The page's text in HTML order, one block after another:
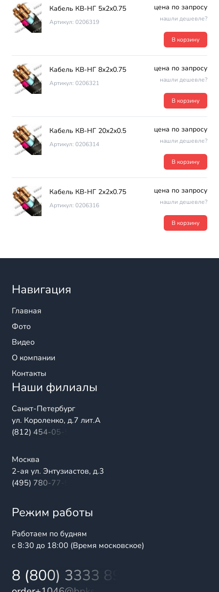
Кабель КВ-НГ 5х2х0.75
Артикул: 0206319
цена по запросу
нашли дешевле?
В корзину
Кабель КВ-НГ 8х2х0.75
Артикул: 0206321
цена по запросу
нашли дешевле?
В корзину
Кабель КВ-НГ 20х2х0.5
Артикул: 0206314
цена по запросу
нашли дешевле?
В корзину
Кабель КВ-НГ 2х2х0.75
Артикул: 0206316
цена по запросу
нашли дешевле?
В корзину
Навигация
Главная
Фото
Видео
О компании
Контакты
Наши филиалы
Санкт-Петербург
ул. Короленко, д.7 лит.А
(812) 454-05-54
Москва
2-ая ул. Энтузиастов, д.3
(495) 780-77-98
Режим работы
Работаем по будням
с 8:30 до 18:00 (Время московское)
8 (800) 3333 899